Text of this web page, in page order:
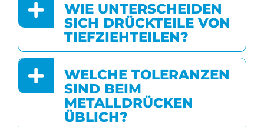
WIE UNTERSCHEIDEN
SICH DRÜCKTEILE VON
TIEFZIEHTEILEN?
WELCHE TOLERANZEN
SIND BEIM
METALLDRÜCKEN
ÜBLICH?